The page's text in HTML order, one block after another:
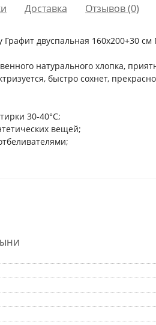
Доставка Отзывов (0)
двуспальная 160х200+30
натурального хлопка,
быстро сохнет,
30-40°С;
вещей;